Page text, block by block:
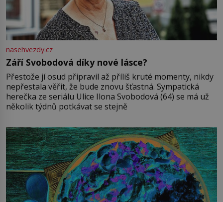
nasehvezdy.cz
Září Svobodová díky nové lásce?
Přestože jí osud připravil až příliš kruté momenty, nikdy
nepřestala věřit, že bude znovu šťastná. Sympatická
herečka ze seriálu Ulice Ilona Svobodová (64) se má už
několik týdnů potkávat se stejně